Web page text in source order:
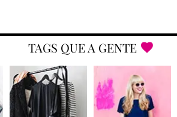
TAGS QUE A GENTE